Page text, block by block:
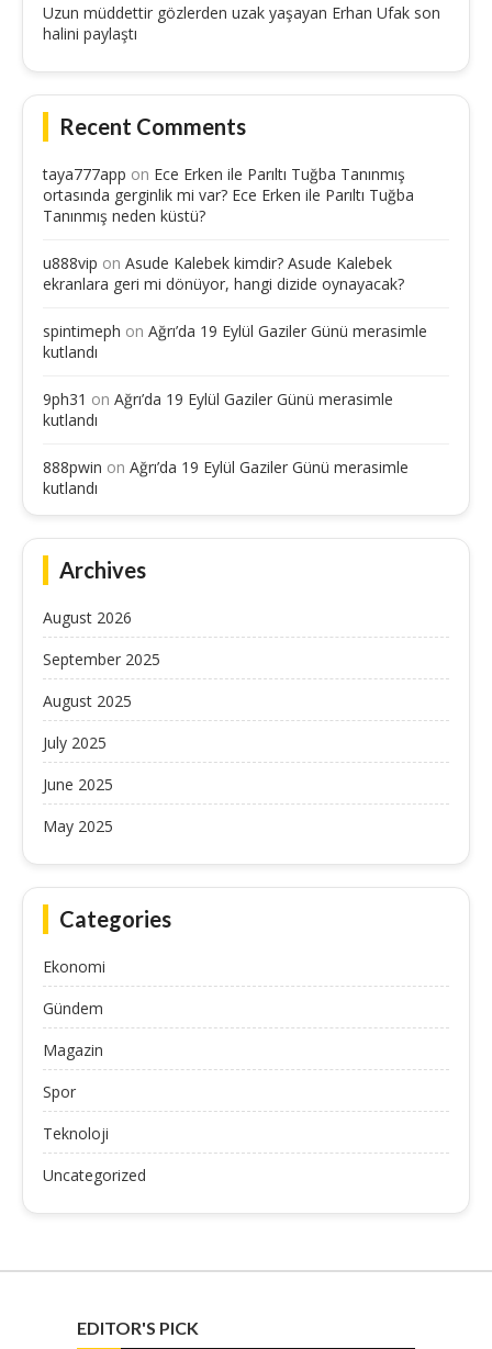
Uzun müddettir gözlerden uzak yaşayan Erhan Ufak son
halini paylaştı
Recent Comments
taya777app on Ece Erken ile Parıltı Tuğba Tanınmış
ortasında gerginlik mi var? Ece Erken ile Parıltı Tuğba
Tanınmış neden küstü?
u888vip on Asude Kalebek kimdir? Asude Kalebek
ekranlara geri mi dönüyor, hangi dizide oynayacak?
spintimeph on Ağrı’da 19 Eylül Gaziler Günü merasimle
kutlandı
9ph31 on Ağrı’da 19 Eylül Gaziler Günü merasimle
kutlandı
888pwin on Ağrı’da 19 Eylül Gaziler Günü merasimle
kutlandı
Archives
August 2026
September 2025
August 2025
July 2025
June 2025
May 2025
Categories
Ekonomi
Gündem
Magazin
Spor
Teknoloji
Uncategorized
EDITOR'S PICK